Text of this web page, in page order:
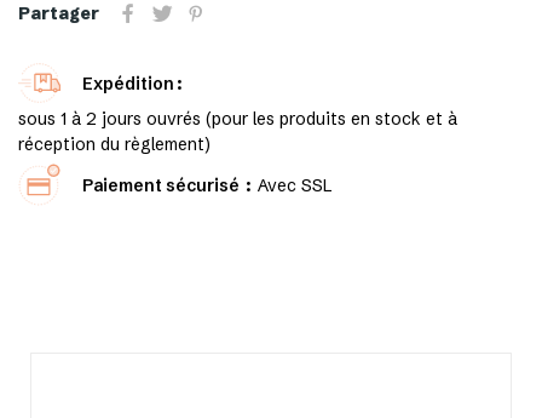
Partager
Expédition
sous 1 à 2 jours ouvrés (pour les produits en stock et à
réception du règlement)
Paiement sécurisé
Avec SSL